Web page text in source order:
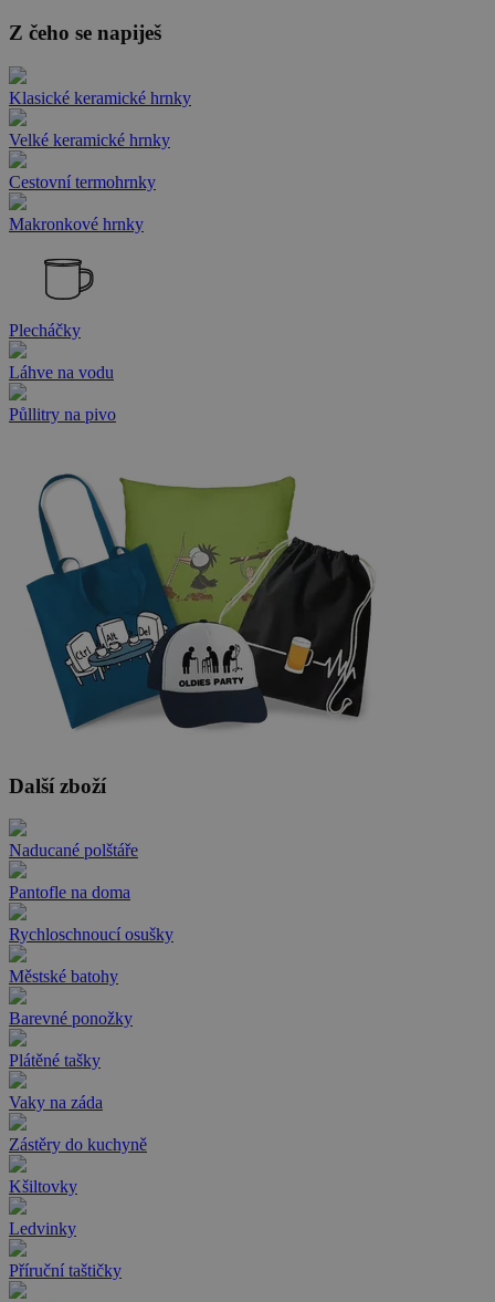
Z čeho se napiješ
Klasické keramické hrnky
Velké keramické hrnky
Cestovní termohrnky
Makronkové hrnky
Plecháčky
Láhve na vodu
Půllitry na pivo
Další zboží
Naducané polštáře
Pantofle na doma
Rychloschnoucí osušky
Městské batohy
Barevné ponožky
Plátěné tašky
Vaky na záda
Zástěry do kuchyně
Kšiltovky
Ledvinky
Příruční taštičky